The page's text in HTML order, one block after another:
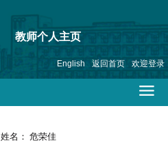
教师个人主页
English 返回首页 欢迎登录
姓名： 危荣佳